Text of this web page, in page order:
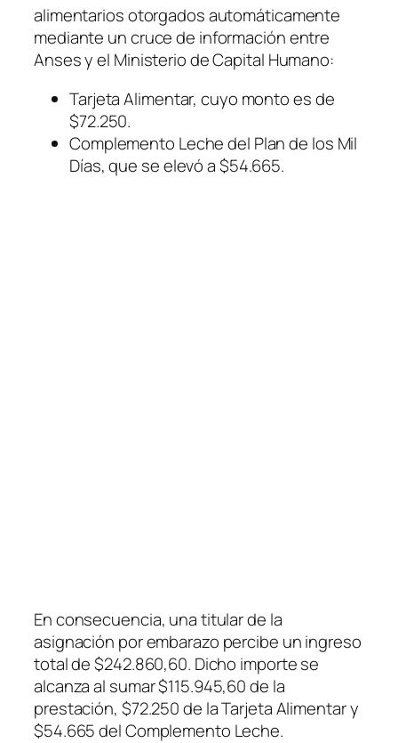
alimentarios otorgados automáticamente
mediante un cruce de información entre
Anses y el Ministerio de Capital Humano:
Tarjeta Alimentar, cuyo monto es de
$72.250.
Complemento Leche del Plan de los Mil
Días, que se elevó a $54.665.
En consecuencia, una titular de la
asignación por embarazo percibe un ingreso
total de $242.860,60. Dicho importe se
alcanza al sumar $115.945,60 de la
prestación, $72.250 de la Tarjeta Alimentar y
$54.665 del Complemento Leche.